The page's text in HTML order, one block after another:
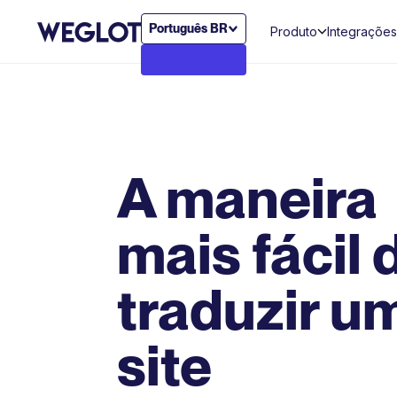
Português BR Produto Integrações
A maneira
mais fácil
traduzir
site